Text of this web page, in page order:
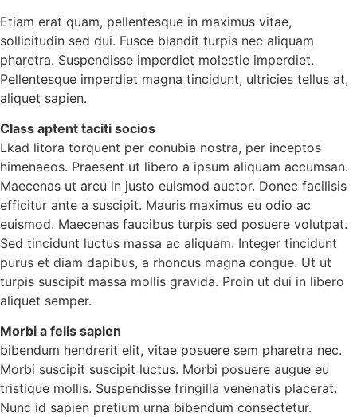
Etiam erat quam, pellentesque in maximus vitae,
sollicitudin sed dui. Fusce blandit turpis nec aliquam
pharetra. Suspendisse imperdiet molestie imperdiet.
Pellentesque imperdiet magna tincidunt, ultricies tellus at,
aliquet sapien.
Class aptent taciti socios
Lkad litora torquent per conubia nostra, per inceptos
himenaeos. Praesent ut libero a ipsum aliquam accumsan.
Maecenas ut arcu in justo euismod auctor. Donec facilisis
efficitur ante a suscipit. Mauris maximus eu odio ac
euismod. Maecenas faucibus turpis sed posuere volutpat.
Sed tincidunt luctus massa ac aliquam. Integer tincidunt
purus et diam dapibus, a rhoncus magna congue. Ut ut
turpis suscipit massa mollis gravida. Proin ut dui in libero
aliquet semper.
Morbi a felis sapien
bibendum hendrerit elit, vitae posuere sem pharetra nec.
Morbi suscipit suscipit luctus. Morbi posuere augue eu
tristique mollis. Suspendisse fringilla venenatis placerat.
Nunc id sapien pretium urna bibendum consectetur.